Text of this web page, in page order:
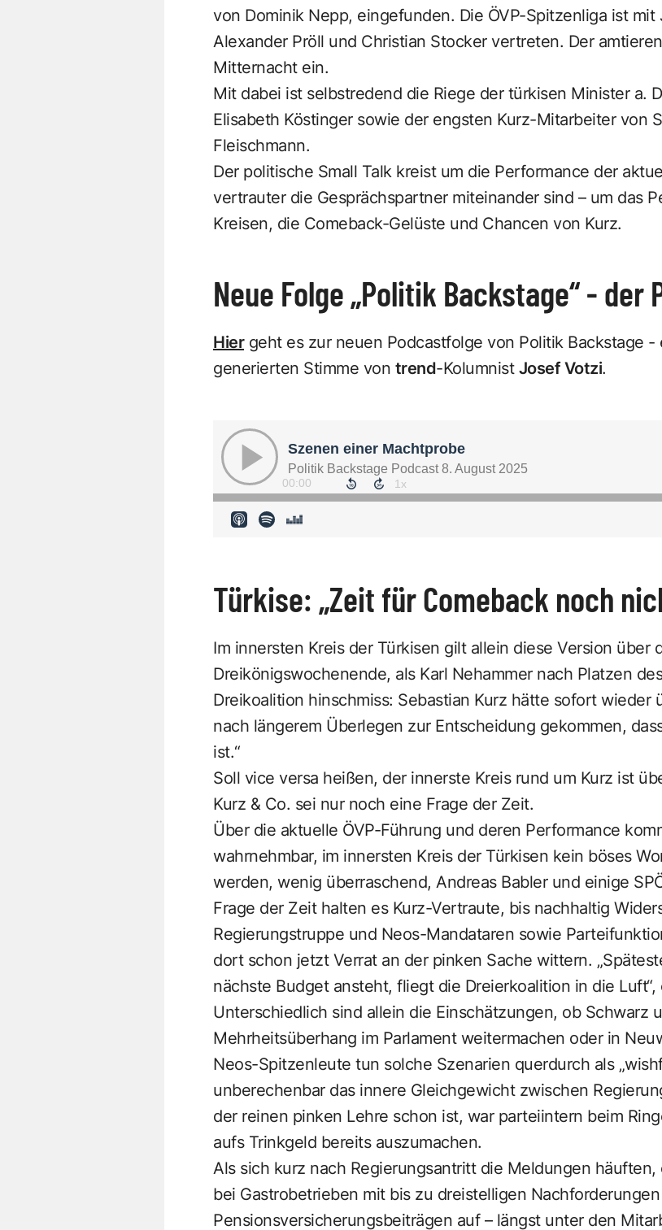
von Dominik Nepp, eingefunden. Die ÖVP-Spitzenliga ist
Alexander Pröll und Christian Stocker vertreten. Der
Mitternacht ein.
Mit dabei ist selbstredend die Riege der türkisen Minister a.
Elisabeth Köstinger sowie der engsten Kurz-Mitarbeiter von
Fleischmann.
Der politische Small Talk kreist um die Performance der
vertrauter die Gesprächspartner miteinander sind – um das
Kreisen, die Comeback-Gelüste und Chancen von Kurz.
Neue Folge „Politik Backstage“ - der
Hiergeht es zur neuen Podcastfolge von Politik Backstage -
generierten Stimme von trend-Kolumnist Josef Votzi.
Türkise: „Zeit für Comeback noch
Im innersten Kreis der Türkisen gilt allein diese Version über
Dreikönigswochenende, als Karl Nehammer nach Platzen
Dreikoalition hinschmiss: Sebastian Kurz hätte sofort wieder
nach längerem Überlegen zur Entscheidung gekommen,
ist.“
Soll vice versa heißen, der innerste Kreis rund um Kurz ist
Kurz & Co. sei nur noch eine Frage der Zeit.
Über die aktuelle ÖVP-Führung und deren Performance
wahrnehmbar, im innersten Kreis der Türkisen kein böses
werden, wenig überraschend, Andreas Babler und einige
Frage der Zeit halten es Kurz-Vertraute, bis nachhaltig
Regierungstruppe und Neos-Mandataren sowie
dort schon jetzt Verrat an der pinken Sache wittern.
nächste Budget ansteht, fliegt die Dreierkoalition in die Luft“,
Unterschiedlich sind allein die Einschätzungen, ob Schwarz
Mehrheitsüberhang im Parlament weitermachen oder in
Neos-Spitzenleute tun solche Szenarien querdurch als
unberechenbar das innere Gleichgewicht zwischen
der reinen pinken Lehre schon ist, war parteiintern beim
aufs Trinkgeld bereits auszumachen.
Als sich kurz nach Regierungsantritt die Meldungen häuften,
bei Gastrobetrieben mit bis zu dreistelligen
Pensionsversicherungsbeiträgen auf – längst unter den